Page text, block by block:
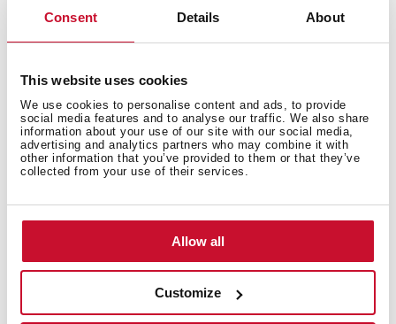
Consent Details About
This website uses cookies
We use cookies to personalise content and ads, to provide
social media features and to analyse our traffic. We also share
information about your use of our site with our social media,
advertising and analytics partners who may combine it with
other information that you’ve provided to them or that they’ve
collected from your use of their services.
Allow all
Customize
REF. 111000037КАТАЛОЖЕН КОД. Е.2016.ЧЕ
Съвети/програми за готвене